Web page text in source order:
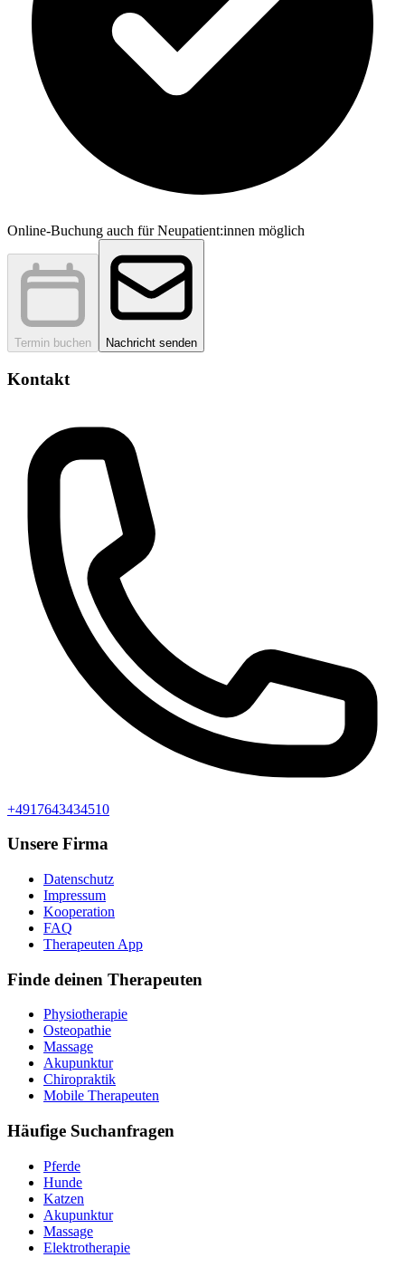
Online-Buchung auch für Neupatient:innen möglich
Termin buchen Nachricht senden
Kontakt
+4917643434510
Unsere Firma
Datenschutz
Impressum
Kooperation
FAQ
Therapeuten App
Finde deinen Therapeuten
Physiotherapie
Osteopathie
Massage
Akupunktur
Chiropraktik
Mobile Therapeuten
Häufige Suchanfragen
Pferde
Hunde
Katzen
Akupunktur
Massage
Elektrotherapie